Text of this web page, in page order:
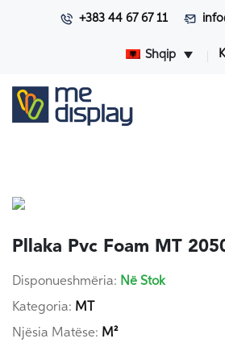
+383 44 67 67 11
Shqip
Pllaka Pvc Foam MT
Disponueshmëria: Në Stok
Kategoria: MT
Njësia Matëse: M²